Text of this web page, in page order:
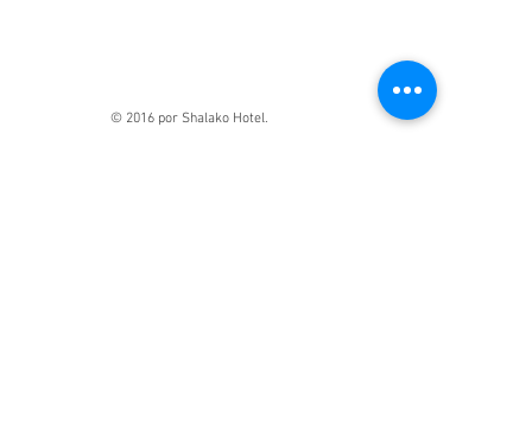
© 2016 por Shalako Hotel.